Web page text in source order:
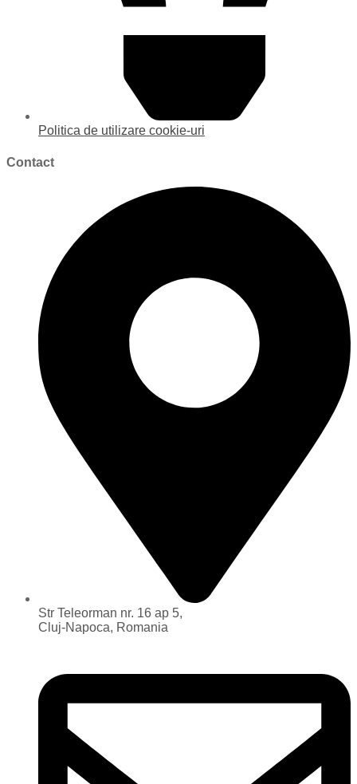
Politica de utilizare cookie-uri
Contact
Str Teleorman nr. 16 ap 5,
Cluj-Napoca, Romania